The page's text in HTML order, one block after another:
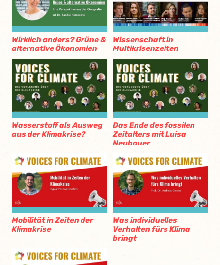
Wirklich anders? Grüne &
alternative Ökonomien
Wissenschaft in
Multikrisenzeiten
Wasserstoff als Ausweg
aus der Klimakrise?
Das Ende des fossilen
Zeitalters mit Luisa
Neubauer
Mobilität in Zeiten der
Klimakrise
Was individuelles
Verhalten fürs Klima
bringt